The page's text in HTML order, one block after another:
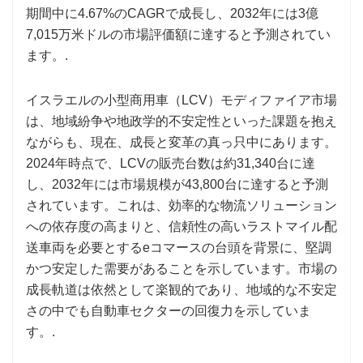
期間中に4.67%のCAGRで成長し、2032年には3億
7,015万米ドルの市場評価額に達すると予測されてい
ます。.
イスラエルの小型商用車（LCV）モディファイア市場
は、地域紛争や地政学的不安定性といった課題を抱え
ながらも、現在、成長と変革の真っ只中にあります。
2024年時点で、LCVの販売台数は約31,340台に達
し、2032年には市場規模が43,800台に達すると予測
されています。これは、効率的な物流ソリューション
への依存度の高まりと、信頼性の高いラストマイル配
送車両を必要とするeコマースの台頭を背景に、堅調
かつ安定した需要があることを示しています。市場の
成長軌道は依然として楽観的であり、地域的な不安定
さの中でも自動車セクターの回復力を示していま
す。.